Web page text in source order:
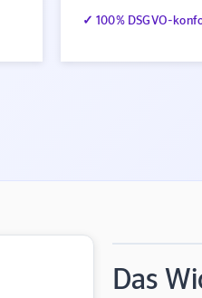
✓ 100% DSGVO-
Das